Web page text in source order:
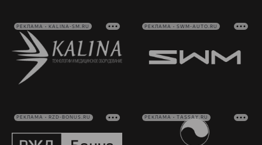
РЕКЛАМА • KALINA-SM.RU РЕКЛАМА • SWM-AUTO.RU
РЕКЛАМА • RZD-BONUS.RU РЕКЛАМА • TASSAY.RU